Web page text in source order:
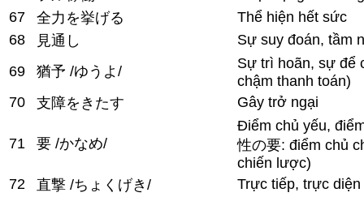
67
全力を挙げる
Thể hiện hết sức
68
見通し
Sự suy đoán, tầm
69
猶予 /ゆうよ/
Sự trì hoãn, sự để
chậm thanh toán)
70
支障をきたす Gây trở ngại
71 要 /かなめ/
Điểm chủ yếu,
性の要: điểm chủ
chiến lược)
72
直撃 /ちょくげき/
Trực tiếp, trực diện